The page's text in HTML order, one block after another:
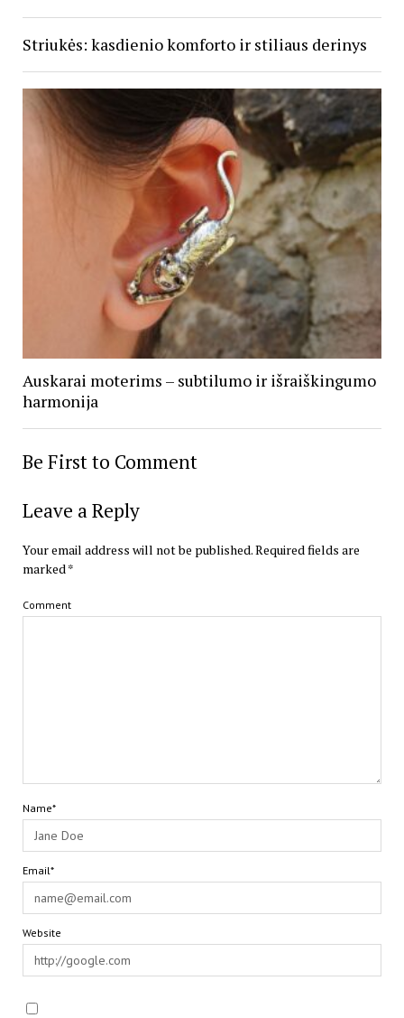
Striukės: kasdienio komforto ir stiliaus derinys
Auskarai moterims – subtilumo ir išraiškingumo
harmonija
Be First to Comment
Leave a Reply
Your email address will not be published.Required fields are
marked*
Comment
Name*
Email*
Website